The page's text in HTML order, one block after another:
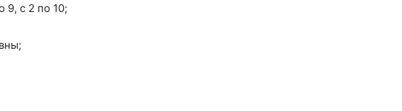
9, с 2 по 10;